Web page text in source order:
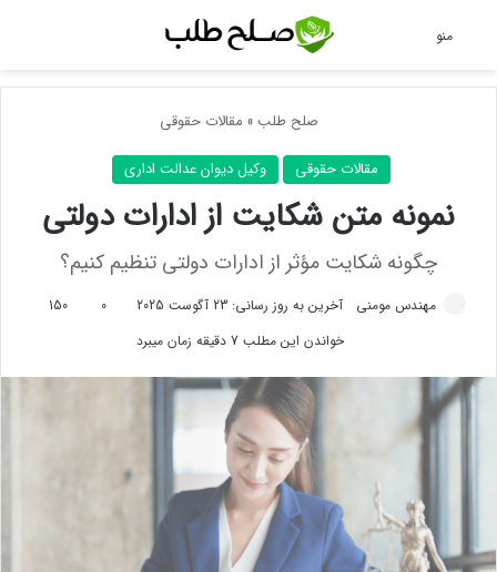
منو
صلح طلب » مقالات حقوقی
مقالات حقوقی وکیل دیوان عدالت اداری
نمونه متن شکایت از ادارات دولتی
چگونه شکایت مؤثر از ادارات دولتی تنظیم کنیم؟
مهندس مومنی آخرین به روز رسانی: 23 آگوست 2025 0
150
خواندن این مطلب 7 دقیقه زمان میبرد